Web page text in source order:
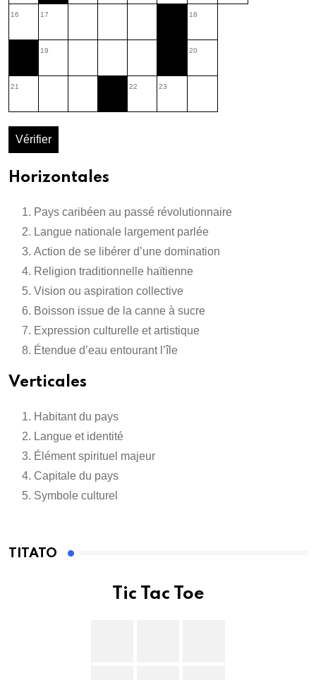
16 17 18
19 20
21 22 23
Vérifier
Horizontales
Pays caribéen au passé révolutionnaire
Langue nationale largement parlée
Action de se libérer d’une domination
Religion traditionnelle haïtienne
Vision ou aspiration collective
Boisson issue de la canne à sucre
Expression culturelle et artistique
Étendue d’eau entourant l’île
Verticales
Habitant du pays
Langue et identité
Élément spirituel majeur
Capitale du pays
Symbole culturel
TITATO
Tic Tac Toe